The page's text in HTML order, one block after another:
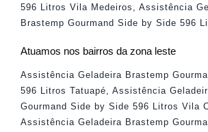
596 Litros Vila Medeiros
Assistência
Brastemp Gourmand Side by Side 596
Atuamos nos bairros da zona leste
Assistência Geladeira Brastemp
596 Litros Tatuapé, Assistência
Gourmand Side by Side 596 Litros Vila
Assistência Geladeira Brastemp